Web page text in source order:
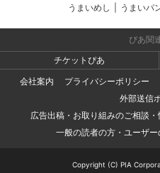
うまいめし
うまいパ
ぴあ関
チケットぴあ
会社案内
プライバシーポリシー
外部送信
広告出稿・お取り組みのご相談
一般の読者の方・ユーザ
Copyright (C) PIA